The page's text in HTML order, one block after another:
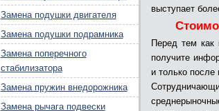
выступает
Перед тем как
получите
и только после
Замена подушки двигателя
Замена подушки подрамника
Замена поперечного
стабилизатора
Замена пружин внедорожника
Замена рычага подвески